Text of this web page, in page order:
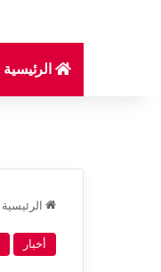
الرئيسية
الرئيسية
أخبار